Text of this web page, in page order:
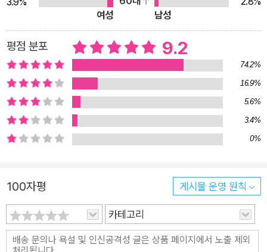
종이책으로 유통되지 않고 있다. 뒤늦게 작품을 접한 해외 에이전
트가 “반드시 이 책을 세계 여러 나라에서 간행하고 싶다”는 의
지를 품었고, 그 바람대로 13년 만에 새로이 출간된 작품이 엄청
난 인기를 누리고 있는 것이다. 마치 헌책방 한 켠에서 먼지 쌓인
채 방치되어 있다가 우연히 발견된 귀중한 책과 같은, ‘헌책방’을
소재로 한 이 소설과 더없이 어울리는 스토리라 할 수 있다.모든
독서가에겐‘잊을 수 없는 그날 밤’이 하나씩 있다스물다섯 살 다
카코의 인생에 책이라고는 없었다. 이 세상에 살고 있는 사람의
절대다수처럼. 그리고 거기에 변화가 생길 거라고는 상상해본 적
연애를 해온 남자친구에게서 다른 여자와 결혼하게 됐다는 갑작
스러운 이별 통보를 받는 장면으로 시작된다. 이별의 충격으로 회
사마저 그만두고 폐인이 되어 집에 틀어박혔는데, 어느 날 왕래가
뜸했던 외삼촌에게 전화가 걸려온다. 진보초 거리에서 헌책방을
운영하고 있으니 여기 머물며 일을 도와달라고. 책이라고는 학교
여성
남성
평점 분포 9.2
74.2%
16.9%
5.6%
3.4%
0%
100자평 게시물 운영 원칙
카테고리